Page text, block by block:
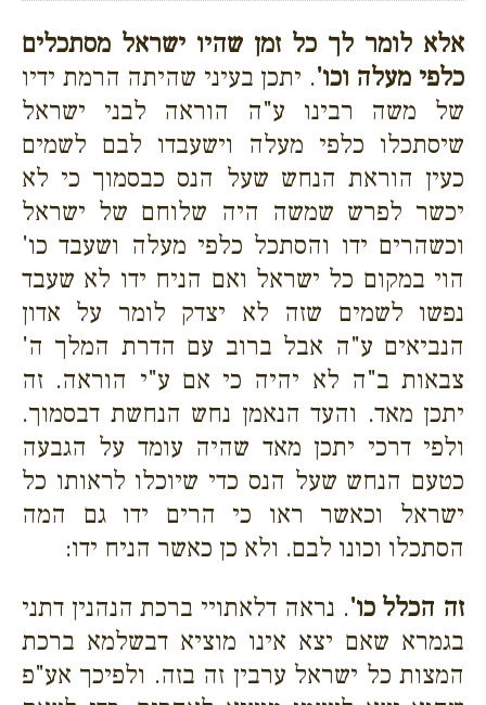
אלא לומר לך כל זמן שהיו ישראל מסתכלים
כלפי מעלה וכו'. יתכן בעיני שהיתה הרמת ידיו
של משה רבינו ע"ה הוראה לבני ישראל
שיסתכלו כלפי מעלה וישעבדו לבם לשמים
כעין הוראת הנחש שעל הנס כבסמוך כי לא
יכשר לפרש שמשה היה שלוחם של ישראל
וכשהרים ידו והסתכל כלפי מעלה ושעבד כו'
הוי במקום כל ישראל ואם הניח ידו לא שעבד
נפשו לשמים שזה לא יצדק לומר על אדון
הנביאים ע"ה אבל ברוב עם הדרת המלך ה'
צבאות ב"ה לא יהיה כי אם ע"י הוראה. זה
יתכן מאד. והעד הנאמן נחש הנחשת דבסמוך.
ולפי דרכי יתכן מאד שהיה עומד על הגבעה
כטעם הנחש שעל הנס כדי שיוכלו לראותו כל
ישראל וכאשר ראו כי הרים ידו גם המה
הסתכלו וכונו לבם. ולא כן כאשר הניח ידו:
זה הכלל כו'. נראה דלאתויי ברכת הנהנין דתני
בגמרא שאם יצא אינו מוציא דבשלמא ברכת
המצות כל ישראל ערבין זה בזה. ולפיכך אע"פ